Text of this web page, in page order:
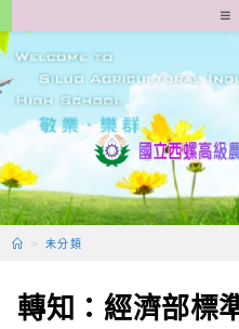
轉
至
要
容
> 未分類
轉知：經濟部標